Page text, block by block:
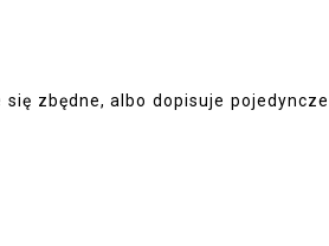
zbędne, albo dopisuje pojedyncze